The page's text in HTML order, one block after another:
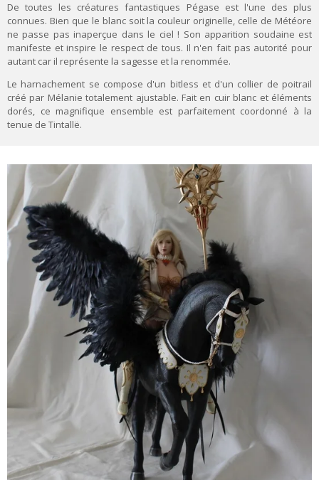
De toutes les créatures fantastiques Pégase est l'une des plus
connues. Bien que le blanc soit la couleur originelle, celle de Météore
ne passe pas inaperçue dans le ciel ! Son apparition soudaine est
manifeste et inspire le respect de tous. Il n'en fait pas autorité pour
autant car il représente la sagesse et la renommée.
Le harnachement se compose d'un bitless et d'un collier de poitrail
créé par Mélanietotalement ajustable. Fait en cuir blanc et éléments
dorés, ce magnifique ensemble est parfaitement coordonné à la
tenue de Tintallë.